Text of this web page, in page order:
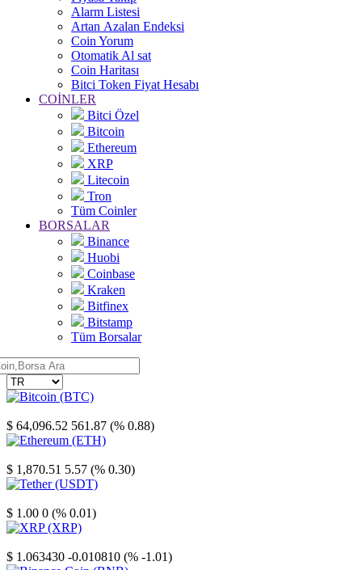
Alarm Listesi
Artan Azalan Endeksi
Coin Yorum
Otomatik Al sat
Coin Haritası
Bitci Token Fiyat Hesabı
COİNLER
Bitci Özel
Bitcoin
Ethereum
XRP
Litecoin
Tron
Tüm Coinler
BORSALAR
Binance
Huobi
Coinbase
Kraken
Bitfinex
Bitstamp
Tüm Borsalar
$ 64,096.52 561.87 (% 0.88)
$ 1,870.51 5.57 (% 0.30)
$ 1.00 0 (% 0.01)
$ 1.063430 -0.010810 (% -1.01)